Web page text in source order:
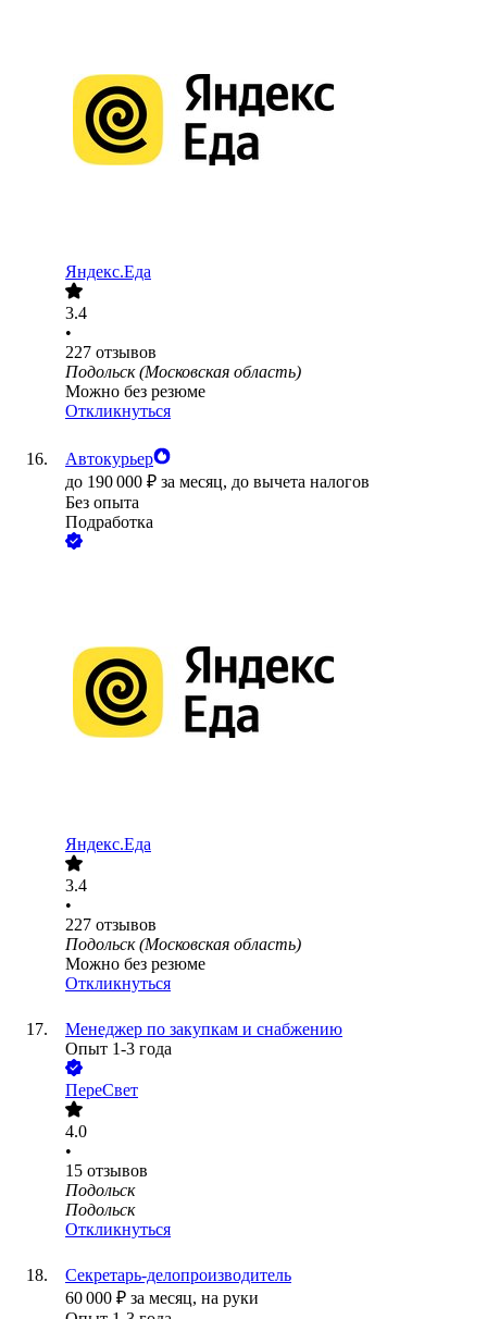
Яндекс.Еда
3.4
•
227 отзывов
Подольск (Московская область)
Можно без резюме
Откликнуться
Автокурьер
до 190 000 ₽ за месяц, до вычета налогов
Без опыта
Подработка
Яндекс.Еда
3.4
•
227 отзывов
Подольск (Московская область)
Можно без резюме
Откликнуться
Менеджер по закупкам и снабжению
Опыт 1-3 года
ПереСвет
4.0
•
15 отзывов
Подольск
Подольск
Откликнуться
Секретарь-делопроизводитель
60 000 ₽ за месяц, на руки